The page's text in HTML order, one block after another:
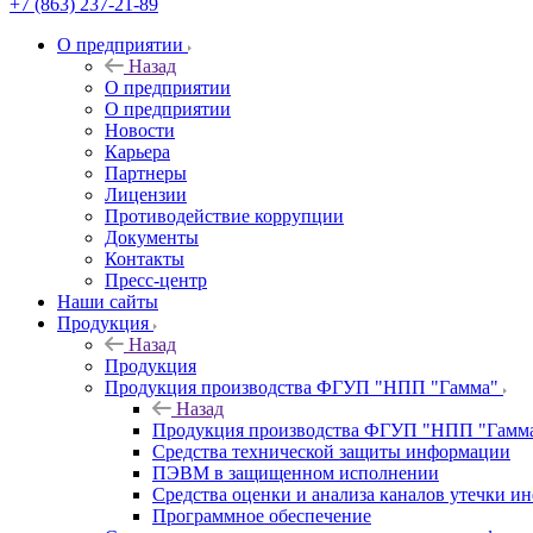
+7 (863) 237-21-89
О предприятии
Назад
О предприятии
О предприятии
Новости
Карьера
Партнеры
Лицензии
Противодействие коррупции
Документы
Контакты
Пресс-центр
Наши сайты
Продукция
Назад
Продукция
Продукция производства ФГУП "НПП "Гамма"
Назад
Продукция производства ФГУП "НПП
Средства технической защиты информации
ПЭВМ в защищенном исполнении
Средства оценки и анализа каналов утечки
Программное обеспечение